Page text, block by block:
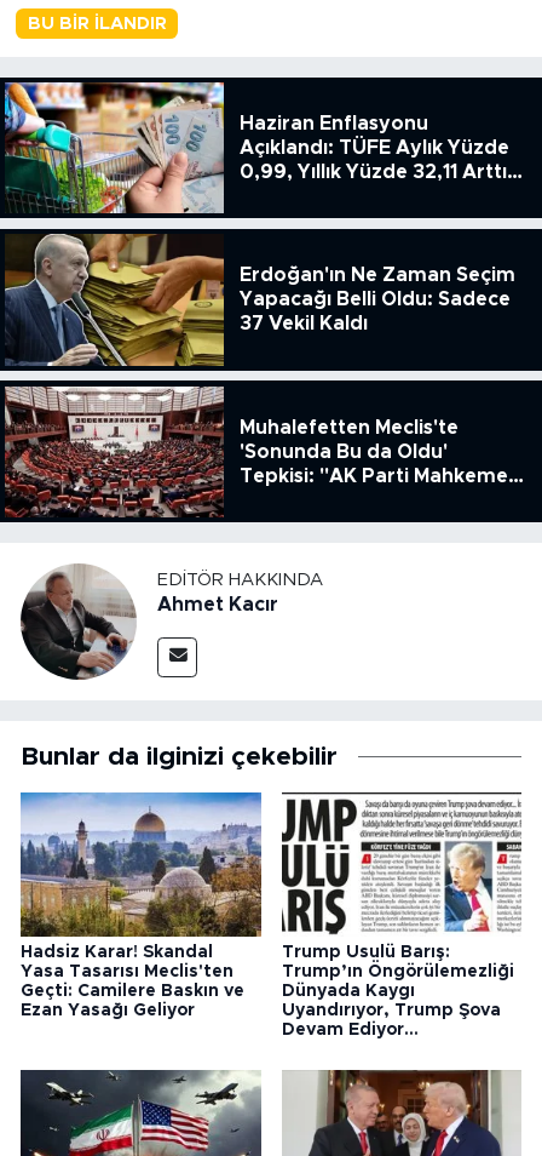
BU BIR İLANDIR
Haziran Enflasyonu
Açıklandı: TÜFE Aylık Yüzde
0,99, Yıllık Yüzde 32,11 Arttı,
51.49
Erdoğan'ın Ne Zaman Seçim
Yapacağı Belli Oldu: Sadece
37 Vekil Kaldı
Muhalefetten Meclis'te
'Sonunda Bu da Oldu'
Tepkisi: "AK Parti Mahkeme
Kanun Çıkardı"
EDITÖR HAKKINDA
Ahmet Kacır
Bunlar da ilginizi çekebilir
Hadsiz Karar! Skandal
Yasa Tasarısı Meclis'ten
Geçti: Camilere Baskın ve
Ezan Yasağı Geliyor
Trump Usulü Barış:
Trump’ın Öngörülemezliği
Dünyada Kaygı
Uyandırıyor, Trump Şova
Devam Ediyor...